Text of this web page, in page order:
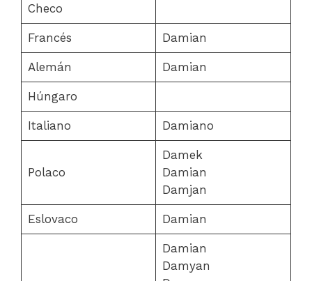
Checo
Francés Damian
Alemán Damian
Húngaro
Italiano Damiano
Polaco
Damek
Damian
Damjan
Eslovaco Damian
Damian
Damyan